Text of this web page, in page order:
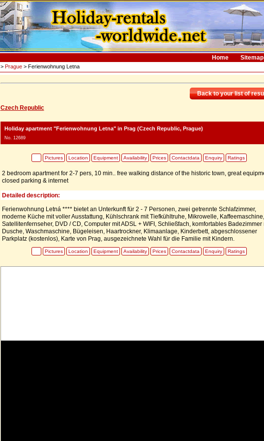
Home Sitemap
> Prague> Ferienwohnung Letna
Back to your list of
Czech Republic
Holiday apartment "Ferienwohnung Letna"in Prag (Czech Republic, Prague)
No. 12689
Pictures Location Equipment Availability Prices Contactdata Enquiry Ratings
2 bedroom apartment for 2-7 pers, 10 min.. free walking distance of the historic town, great
closed parking & internet
Detailed description:
Ferienwohnung Letná **** bietet an Unterkunft für 2 - 7 Personen, zwei getrennte Schlafzimmer,
moderne Küche mit voller Ausstattung, Kühlschrank mit Tiefkühltruhe, Mikrowelle, Kaffeemaschine,
Satellitenfernseher, DVD / CD, Computer mit ADSL + WIFI, Schließfach, komfortables Badezimmer
Dusche, Waschmaschine, Bügeleisen, Haartrockner, Klimaanlage, Kinderbett, abgeschlossener
Parkplatz (kostenlos), Karte von Prag, ausgezeichnete Wahl für die Familie mit Kindern.
Pictures Location Equipment Availability Prices Contactdata Enquiry Ratings